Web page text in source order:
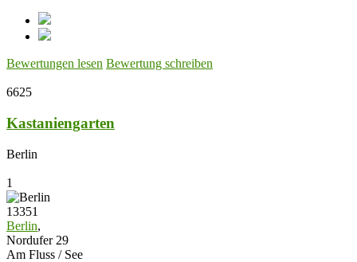
Bewertungen lesen Bewertung schreiben
6625
Kastaniengarten
Berlin
1
13351
Berlin,
Nordufer 29
Am Fluss / See